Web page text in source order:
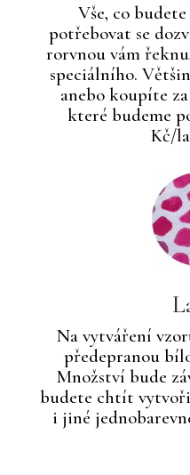
Vše, co
potřebovat se
rorvnou vám
speciálního.
anebo koupíte
které budeme
Kč/
Na vytváření
předepranou
Množství bude
budete chtít
i jiné